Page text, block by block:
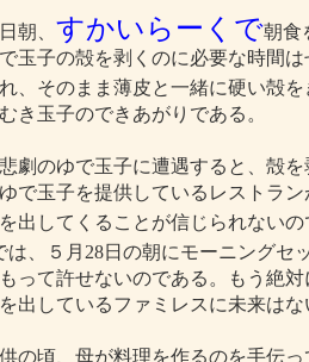
朝、 すかいらーくで朝食
玉子の殻を剥くのに必要な時間
、そのまま薄皮と一緒に硬い殻
き玉子のできあがりである。
劇のゆで玉子に遭遇すると、殻
で玉子を提供しているレストラ
出してくることが信じられない
は、５月28日の朝にモーニングセ
って許せないのである。もう絶
出しているファミレスに未来は
の頃、母が料理を作るのを手伝